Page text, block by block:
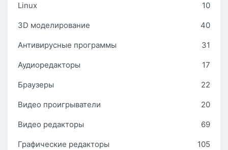
Linux 10
3D моделирование 40
Антивирусные программы 31
Аудиоредакторы 17
Браузеры 22
Видео проигрыватели 20
Видео редакторы 69
Графические редакторы 105